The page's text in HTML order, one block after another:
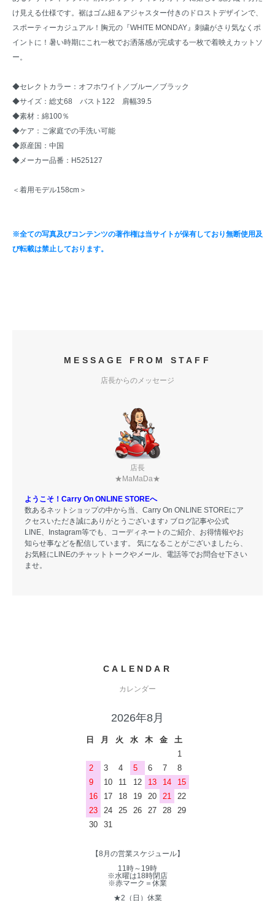
け見える仕様です。裾はゴム紐＆アジャスター付きのドロストデザインで、
スポーティーカジュアル！胸元の『WHITE MONDAY』刺繍がさり気なくポ
イントに！暑い時期にこれ一枚でお洒落感が完成する一枚で着映えカットソ
ー。
◆セレクトカラー：オフホワイト／ブルー／ブラック
◆サイズ：総丈68 バスト122 肩幅39.5
◆素材：綿100％
◆ケア：ご家庭での手洗い可能
◆原産国：中国
◆メーカー品番：H525127
＜着用モデル158cm＞
※全ての写真及びコンテンツの著作権は当サイトが保有しており無断使用及
び転載は禁止しております。
MESSAGE FROM STAFF
店長からのメッセージ
店長
★MaMaDa★
ようこそ！Carry On ONLINE STOREへ
数あるネットショップの中から当、Carry On ONLINE STOREにア
クセスいただき誠にありがとうございます♪ ブログ記事や公式
LINE、Instagram等でも、コーディネートのご紹介、お得情報やお
知らせ事などを配信しています。 気になることがございましたら、
お気軽にLINEのチャットトークやメール、電話等でお問合せ下さい
ませ。
CALENDAR
カレンダー
2026年8月
日 月 火 水 木 金
土
1
2
3 4 5 6 7
8
9
10 11 12 13 14
15
16
17 18 19 20 21
22
23
24 25 26 27 28
29
30
31
【8月の営業スケジュール】
11時～19時
※水曜は18時閉店
※赤マーク＝休業
★2（日）休業